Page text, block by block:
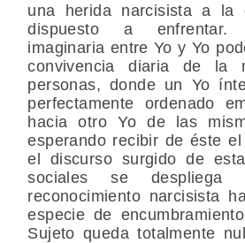
una herida narcisista a la
dispuesto a enfrentar.
imaginaria entre Yo y Yo
convivencia diaria de la
personas, donde un Yo
perfectamente ordenado
hacia otro Yo de las
esperando recibir de éste
el discurso surgido de
sociales se
reconocimiento narcisista
especie de
Sujeto queda totalmente